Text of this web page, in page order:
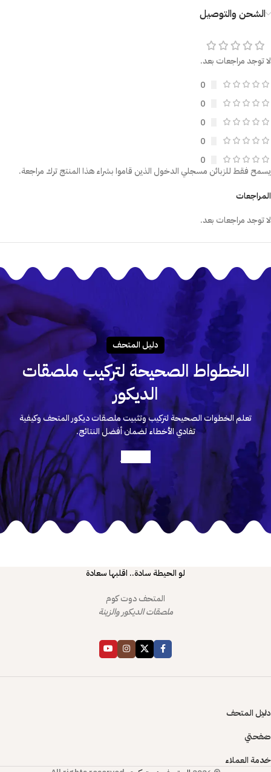
الشحن والتوصيل
لا توجد مراجعات بعد.
0
0
0
0
0
المراجعات
لا توجد مراجعات بعد.
يسمح فقط للزبائن مسجلي الدخول الذين قاموا بشراء هذا المنتج ترك مراجعة.
دليـل المتحـف
الخطواط الصحيحة لتركيب ملصقات
الديكور
تعلم الخطوات الصحيحة لتركيب وتثبيت ملصقات ديكور المتحف وكيفية
تفادي الأخطاء لضمان أفضل النتائج.
لو الحيطة سادة.. اقلبها سعادة
المتحف دوت كوم
ملصقات الديكور والزينة
دليل المتحف
صفحتي
خدمة العملاء